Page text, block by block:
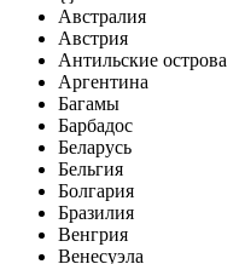
Австралия
Австрия
Антильские острова
Аргентина
Багамы
Барбадос
Беларусь
Бельгия
Болгария
Бразилия
Венгрия
Венесуэла